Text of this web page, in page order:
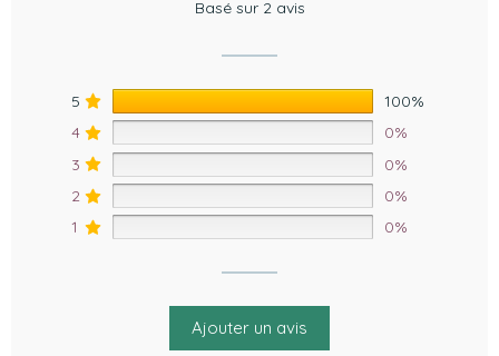
Basé sur 2 avis
5
100%
4
0%
3
0%
2
0%
1
0%
Ajouter un avis